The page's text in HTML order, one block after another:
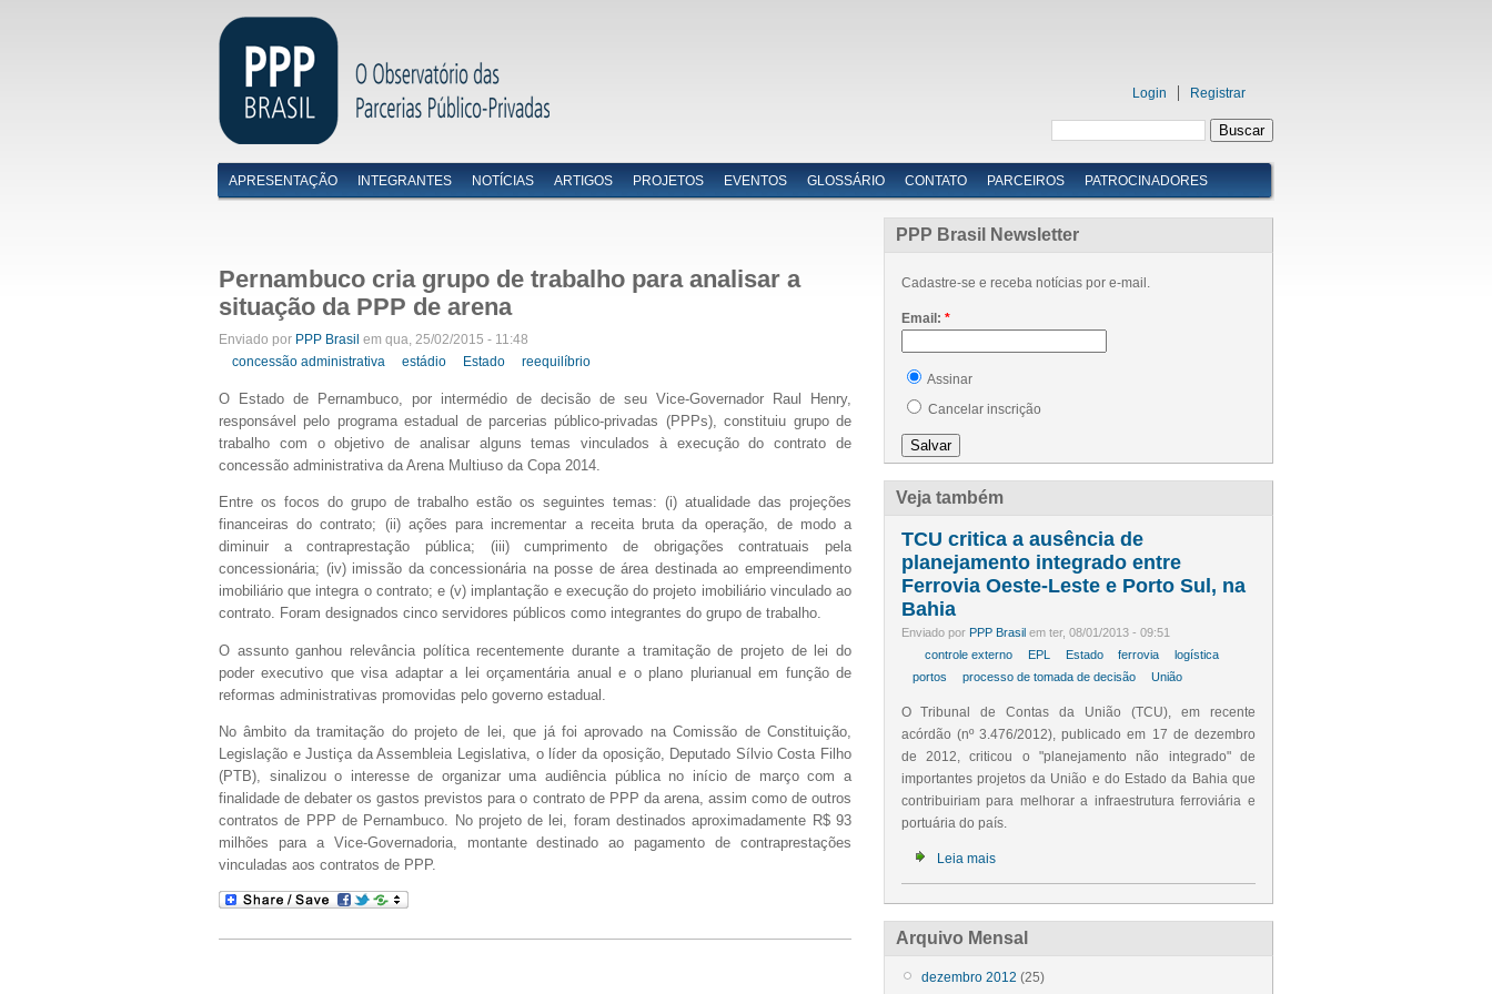
Login Registrar
Menu primário
APRESENTAÇÃO INTEGRANTES NOTÍCIAS ARTIGOS PROJETOS EVENTOS GLOSSÁRIO CONTATO PARCEIROS PATROCINADORES
Pernambuco cria grupo de trabalho para analisar a
situação da PPP de arena
Enviado por PPP Brasil em qua, 25/02/2015 - 11:48
concessão administrativa
estádio Estado reequilíbrio
O Estado de Pernambuco, por intermédio de decisão de seu Vice-Governador Raul Henry,
responsável pelo programa estadual de parcerias público-privadas (PPPs), constituiu grupo de
trabalho com o objetivo de analisar alguns temas vinculados à execução do contrato de
concessão administrativa da Arena Multiuso da Copa 2014.
Entre os focos do grupo de trabalho estão os seguintes temas: (i) atualidade das projeções
financeiras do contrato; (ii) ações para incrementar a receita bruta da operação, de modo a
diminuir a contraprestação pública; (iii) cumprimento de obrigações contratuais pela
concessionária; (iv) imissão da concessionária na posse de área destinada ao empreendimento
imobiliário que integra o contrato; e (v) implantação e execução do projeto imobiliário vinculado ao
contrato. Foram designados cinco servidores públicos como integrantes do grupo de trabalho.
O assunto ganhou relevância política recentemente durante a tramitação de projeto de lei do
poder executivo que visa adaptar a lei orçamentária anual e o plano plurianual em função de
reformas administrativas promovidas pelo governo estadual.
No âmbito da tramitação do projeto de lei, que já foi aprovado na Comissão de Constituição,
Legislação e Justiça da Assembleia Legislativa, o líder da oposição, Deputado Sílvio Costa Filho
(PTB), sinalizou o interesse de organizar uma audiência pública no início de março com a
finalidade de debater os gastos previstos para o contrato de PPP da arena, assim como de outros
contratos de PPP de Pernambuco. No projeto de lei, foram destinados aproximadamente R$ 93
milhões para a Vice-Governadoria, montante destinado ao pagamento de contraprestações
vinculadas aos contratos de PPP.
PPP Brasil Newsletter
Cadastre-se e receba notícias por e-mail.
Email: *
Assinar
Cancelar inscrição
Veja também
TCU critica a ausência de
planejamento integrado entre
Ferrovia Oeste-Leste e Porto Sul, na
Bahia
Enviado por PPP Brasilem ter, 08/01/2013 - 09:51
controle externo
EPL Estado ferrovia
logística
portos
processo de tomada de decisão União
O Tribunal de Contas da União (TCU), em recente
acórdão (nº 3.476/2012), publicado em 17 de dezembro
de 2012, criticou o "planejamento não integrado" de
importantes projetos da União e do Estado da Bahia que
contribuiriam para melhorar a infraestrutura ferroviária e
portuária do país.
Leia mais
Arquivo Mensal
dezembro 2012 (25)